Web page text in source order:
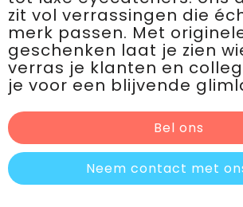
zit vol verrassingen die
merk passen. Met
geschenken laat je zien
verras je klanten en
je voor een blijvende
Bel ons
Neem contact met